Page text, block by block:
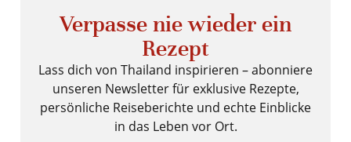
Verpasse nie wieder ein
Rezept
Lass dich von Thailand inspirieren – abonniere
unseren Newsletter für exklusive Rezepte,
persönliche Reiseberichte und echte Einblicke
in das Leben vor Ort.